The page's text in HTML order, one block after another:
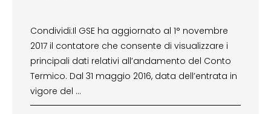
Condividi:Il GSE ha aggiornato al 1° novembre
2017 il contatore che consente di visualizzare i
principali dati relativi all’andamento del Conto
Termico. Dal 31 maggio 2016, data dell’entrata in
vigore del …